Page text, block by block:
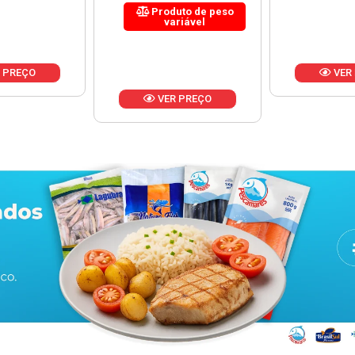
VER